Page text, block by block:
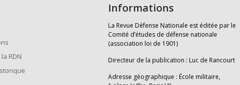
RDN
Informations
La Revue Défense Nationale est éditée par le
Comité d’études de défense nationale
(association loi de 1901)
Directeur de la publication : Luc de Rancourt
Adresse géographique : École militaire,